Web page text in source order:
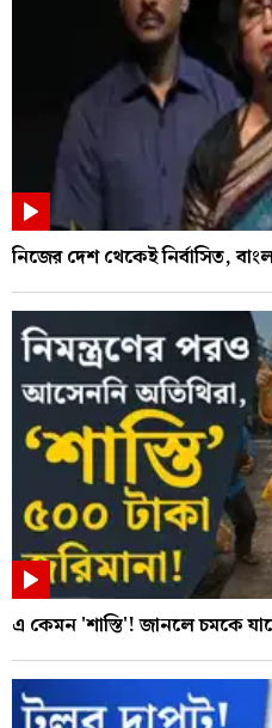
নিজের দেশ থেকেই নির্বাসিত,
এ কেমন 'শাস্তি'! জানলে চমকে